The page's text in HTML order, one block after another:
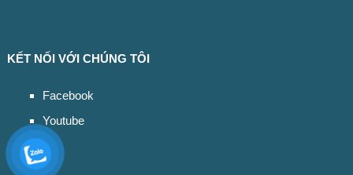
KẾT NỐI VỚI CHÚNG TÔI
Facebook
Youtube